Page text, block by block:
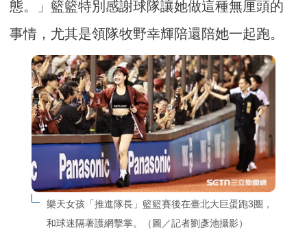
態。」籃籃特別感謝球隊讓她做這種無厘頭的
事情，尤其是領隊牧野幸輝陪還陪她一起跑。
樂天女孩「推進隊長」籃籃賽後在臺北大巨蛋跑3圈，
和球迷隔著護網擊掌。（圖／記者劉彥池攝影）